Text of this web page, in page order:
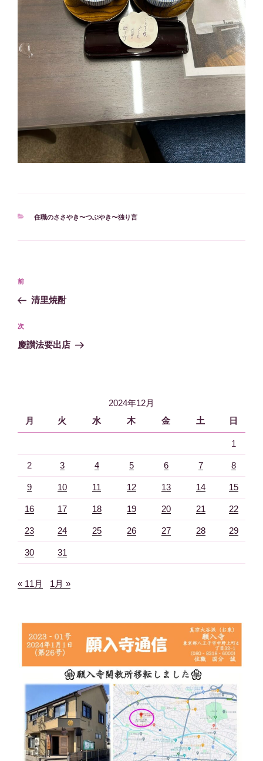
カ
住職のささやき〜つぶやき〜独り言
投
ナ
ビ
ゲ
過
去
投
稿
前
清里焼酎
次
の
次
慶讃法要出店
2024年12月
月
火 水 木 金 土 日
1
2 3 4 5 6 7 8
9 10 11 12 13 14 15
16 17 18 19 20 21 22
23 24 25 26 27 28 29
30 31
« 11月 1月 »